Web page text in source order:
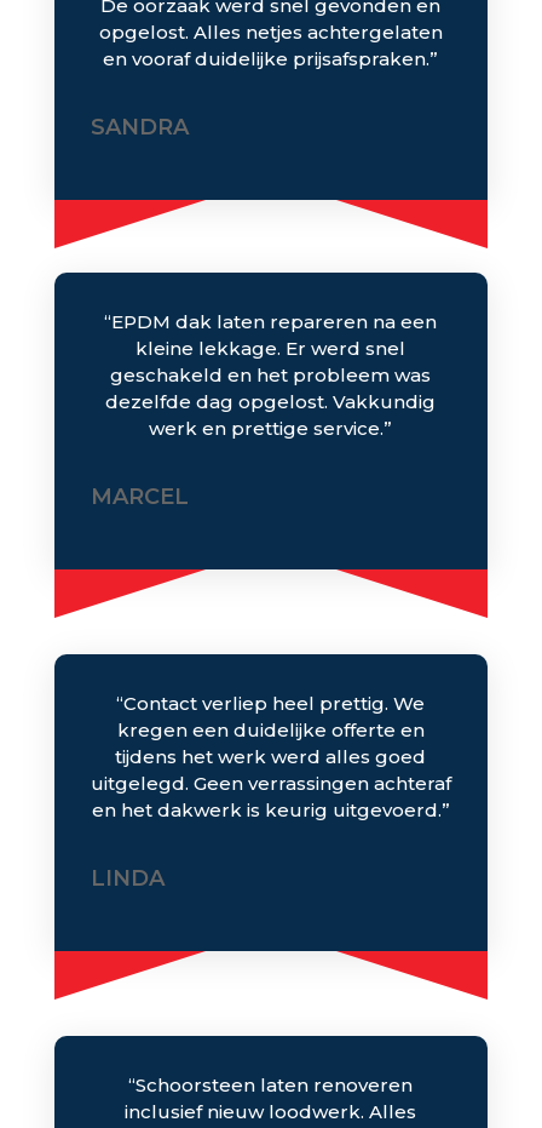
De oorzaak werd snel gevonden en
opgelost. Alles netjes achtergelaten
en vooraf duidelijke prijsafspraken.”
SANDRA
“EPDM dak laten repareren na een
kleine lekkage. Er werd snel
geschakeld en het probleem was
dezelfde dag opgelost. Vakkundig
werk en prettige service.”
MARCEL
“Contact verliep heel prettig. We
kregen een duidelijke offerte en
tijdens het werk werd alles goed
uitgelegd. Geen verrassingen achteraf
en het dakwerk is keurig uitgevoerd.”
LINDA
“Schoorsteen laten renoveren
inclusief nieuw loodwerk. Alles